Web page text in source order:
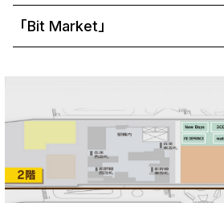
「Bit Market」